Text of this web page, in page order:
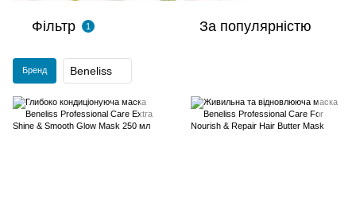
Фільтр 1 За популярністю
Бренд Beneliss